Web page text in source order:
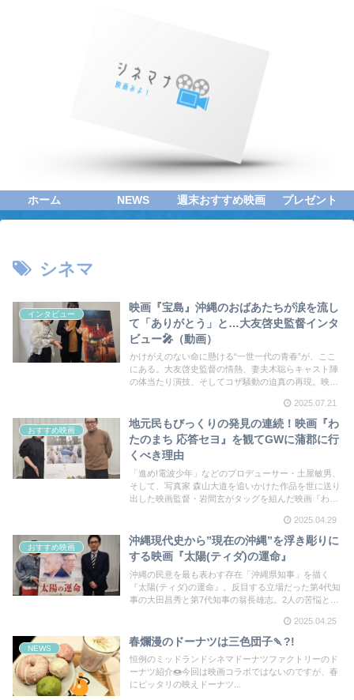
ホーム NEWS 週末おすすめ映画 プレゼント
シネマ
インタビュー
映画『宝島』沖縄のおばあたちが涙を流し
て「ありがとう」と…大友啓史監督インタ
ビュー🎤（動画）
かけがえのない命に懸ける“一世一代の青春”が、ここ
にある。大友啓史監督の情熱、妻夫木聡らキャスト陣
の体当たり演技、そしてコザ騒動の迫真の再現。映画
立たせ、涙と怒りと祈りを呼び起こす。圧巻の映画体
験をスクリーンで
2025.07.21
おすすめ映画
地元民もびっくりの発見の連続！映画『わ
たのまち 応答セヨ』を観てGWに蒲郡に行
くべき理由
「進め!電波少年」などのプロデューサー・土屋敏男、
そして、写真家 森山大道を追いかけた作品を世に送り
出した映画監督・岩間玄がタッグを組んだ映画『わた
ての「繊維の街・蒲郡」の姿が疾走感あふれる映像で
描かれる。GW後半、蒲郡へ行ってみては？
2025.04.29
おすすめ映画
沖縄現代史から”現在の沖縄”を浮き彫りに
する映画『太陽(ティダ)の運命』
沖縄の民意を最も表わす存在「沖縄県知事」を描く
『太陽(ティダ)の運命』。反目する立場だった第4代知
事の大田昌秀と第7代知事の翁長雄志。2人の苦悩と闘
り出す佐古監督に4年ぶりにお話を伺った。2025.04.25
NEWS
春爛漫のドーナツは三色団子🍡?!
恒例のミッドランドシネマドーナツファクトリーのド
ーナツ紹介🍩今回は映画コラボではないのですが、春
にピッタリの映えドーナツ...